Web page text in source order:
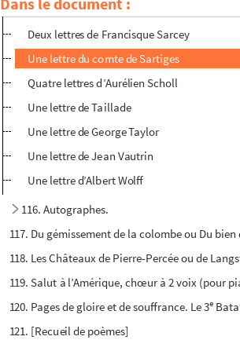
Une lettre de Rene-Taillandier
Deux lettres de Francisque Sarcey
Une lettre du comte de Sartiges
Quatre lettres d’Aurélien Scholl
Une lettre de Taillade
Une lettre de George Taylor
Une lettre de Jean Vautrin
Une lettre d’Albert Wolff
116. Autographes.
117. Du gémissement de la colombe ou Du
118. Les Châteaux de Pierre-Percée ou de
119. Salut à l’Amérique, chœur à 2 voix (pour
120. Pages de gloire et de souffrance. Le 3e
121. [Recueil de poèmes]